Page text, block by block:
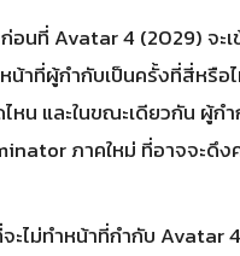
อนที่ Avatar 4 (2029) จะ
น้าที่ผู้กำกับเป็นครั้งที่สี่หรือ
หน และในขณะเดียวกัน ผู้
ภาคใหม่ ที่อาจจะดึ
จะไม่ทำหน้าที่กำกับ